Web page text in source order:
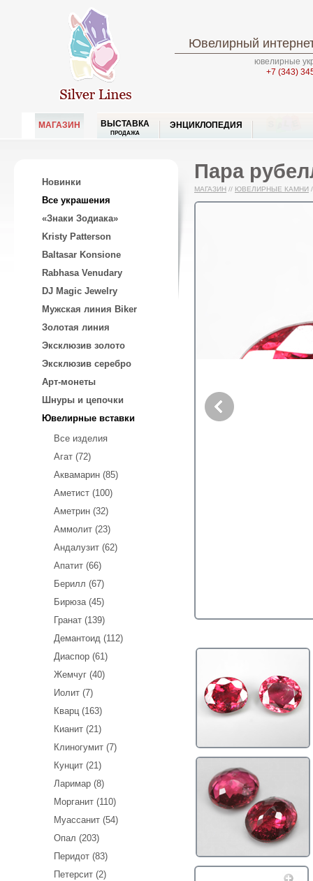
Ювелирный
ювелирные
+7 (343)
МАГАЗИН ВЫСТАВКА
ПРОДАЖА
ЭНЦИКЛОПЕДИЯ
Новинки
Все украшения
«Знаки Зодиака»
Kristy Patterson
Baltasar Konsione
Rabhasa Venudary
DJ Magic Jewelry
Мужская линия Biker
Золотая линия
Эксклюзив золото
Эксклюзив серебро
Арт-монеты
Шнуры и цепочки
Ювелирные вставки
Все изделия
Агат (72)
Аквамарин (85)
Аметист (100)
Аметрин (32)
Аммолит (23)
Андалузит (62)
Апатит (66)
Берилл (67)
Бирюза (45)
Гранат (139)
Демантоид (112)
Диаспор (61)
Жемчуг (40)
Иолит (7)
Кварц (163)
Кианит (21)
Клиногумит (7)
Кунцит (21)
Ларимар (8)
Морганит (110)
Муассанит (54)
Опал (203)
Перидот (83)
Петерсит (2)
Пара
МАГАЗИН // ЮВЕЛИРНЫЕ КАМНИ